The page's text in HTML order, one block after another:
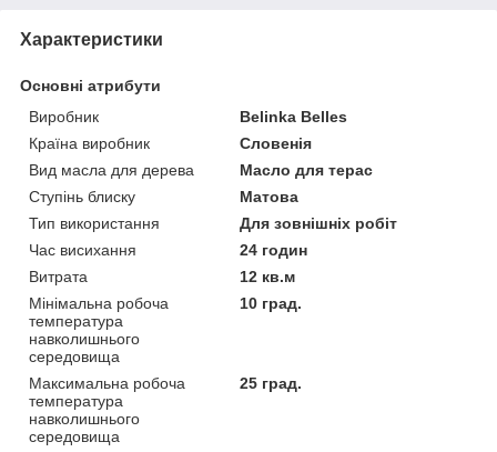
Характеристики
Основні атрибути
Виробник
Belinka Belles
Країна виробник
Словенія
Вид масла для дерева
Масло для терас
Ступінь блиску
Матова
Тип використання
Для зовнішніх робіт
Час висихання
24 годин
Витрата
12 кв.м
Мінімальна робоча
температура
навколишнього
середовища
10 град.
Максимальна робоча
температура
навколишнього
середовища
25 град.